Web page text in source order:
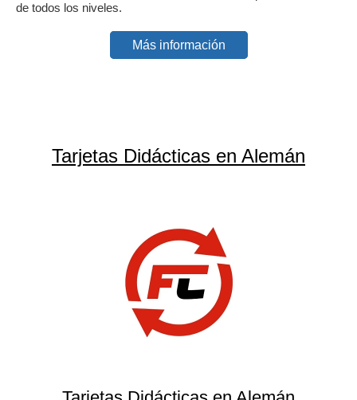
de todos los niveles.
Más información
Tarjetas Didácticas en Alemán